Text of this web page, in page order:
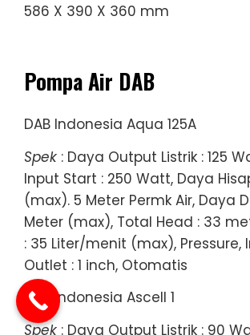
586 X 390 X 360 mm
Pompa Air DAB
DAB Indonesia Aqua 125A
Spek : Daya Output Listrik : 125
Input Start : 250 Watt, Daya
(max). 5 Meter Permk Air, Daya
Meter (max), Total Head : 33
: 35 Liter/menit (max), Pressure,
Outlet : 1 inch, Otomatis
DAB Indonesia Ascell 1
Spek : Daya Output Listrik : 90